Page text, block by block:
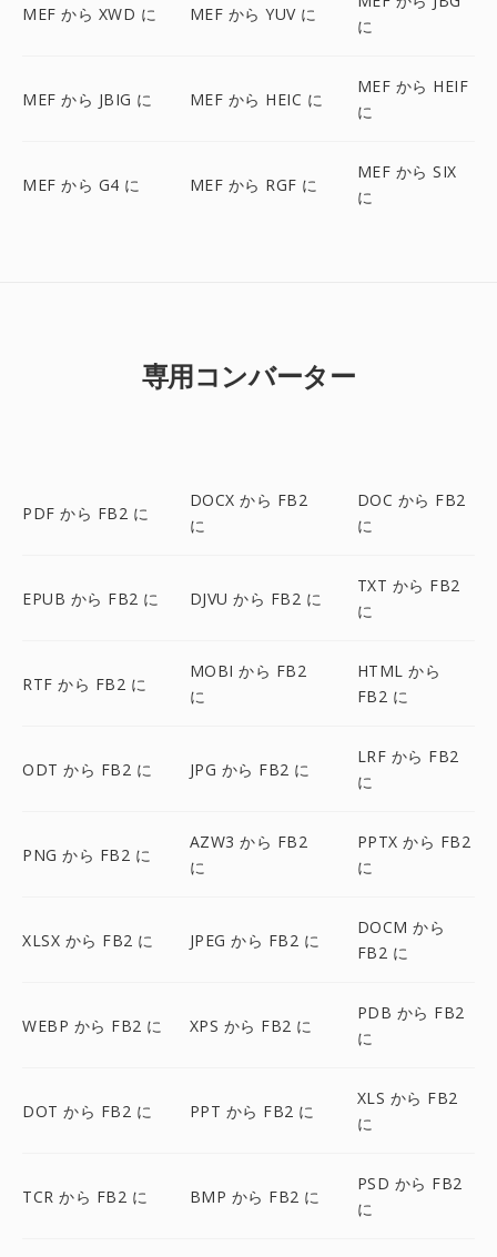
MEF から XWD に MEF から YUV に
に
MEF から JBIG に MEF から HEIC に
MEF から HEIF
に
MEF から G4 に MEF から RGF に
MEF から SIX
に
専用コンバーター
PDF から FB2 に
DOCX から FB2
に
DOC から FB2
に
EPUB から FB2 に DJVU から FB2 に
TXT から FB2
に
RTF から FB2 に
MOBI から FB2
に
HTML から
FB2 に
ODT から FB2 に JPG から FB2 に
LRF から FB2
に
PNG から FB2 に
AZW3 から FB2
に
PPTX から FB2
に
XLSX から FB2 に JPEG から FB2 に
DOCM から
FB2 に
WEBP から FB2 に XPS から FB2 に
PDB から FB2
に
DOT から FB2 に PPT から FB2 に
XLS から FB2
に
TCR から FB2 に BMP から FB2 に
PSD から FB2
に